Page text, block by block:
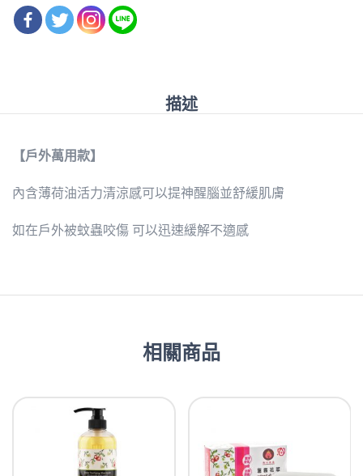
描述
【戶外萬用款】
內含薄荷油活力清涼感可以提神醒腦並舒緩肌膚
如在戶外被蚊蟲咬傷 可以迅速緩解不適感
相關商品